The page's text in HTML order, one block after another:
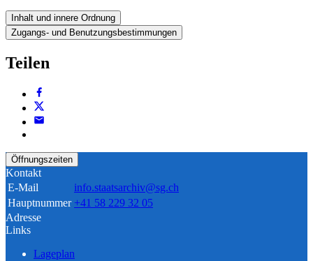
Inhalt und innere Ordnung
Zugangs- und Benutzungsbestimmungen
Teilen
Öffnungszeiten
Kontakt
E-Mail
info.staatsarchiv@sg.ch
Hauptnummer +41 58 229 32 05
Adresse
Links
Lageplan